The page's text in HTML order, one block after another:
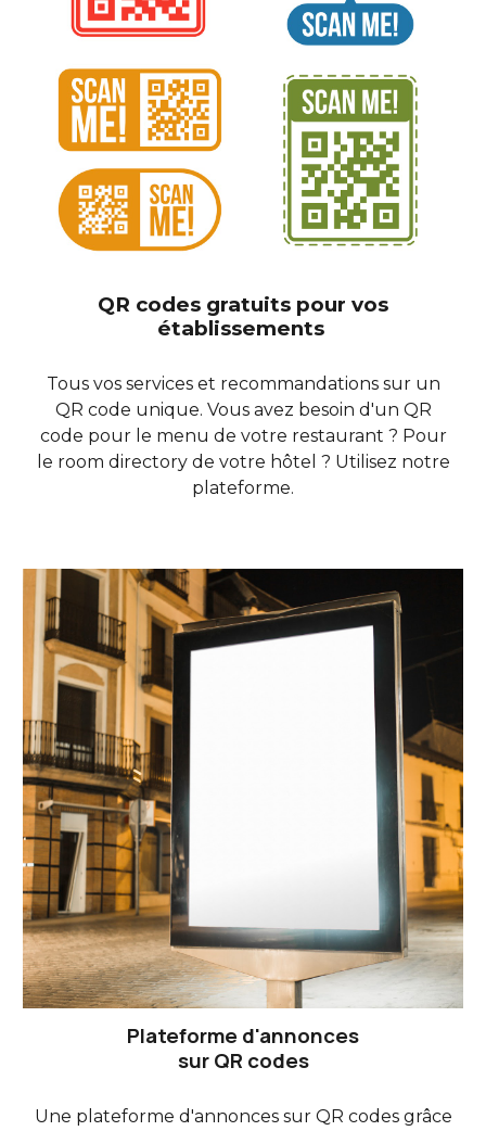
QR codes gratuits pour vos
établissements
Tous vos services et recommandations sur un
QR code unique. Vous avez besoin d'un QR
code pour le menu de votre restaurant ? Pour
le room directory de votre hôtel ? Utilisez notre
plateforme.
Plateforme d'annonces
sur QR codes
Une plateforme d'annonces sur QR codes grâce